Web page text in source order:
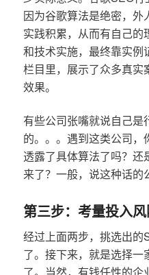
因为谷歌算法是绝密，
实践积累，从而有自己
和技术实施，最终靠实例
栏目里，展示了众多真实
效果。
有些公司张嘴就说自己是
的。。。遇到这类公司
透露了具体算法了吗？
来了？一般，说这种话的
第三步：考量投入风
经过上面两步，挑选出的
了。接下来，就是选择